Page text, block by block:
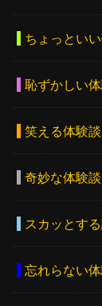
ちょっとい
恥ずかしい
笑える体験談
奇妙な体験談
スカッとす
忘れらない